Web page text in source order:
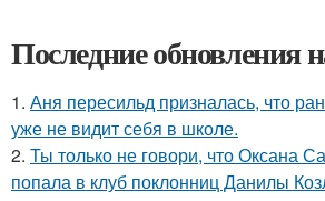
Последние обновления
1. Аня пересильд призналась, что
уже не видит себя в школе.
2. Ты только не говори, что Оксана
попала в клуб поклонниц Данилы